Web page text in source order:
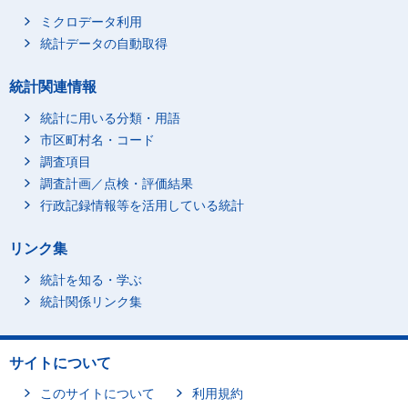
ミクロデータ利用
統計データの自動取得
統計関連情報
統計に用いる分類・用語
市区町村名・コード
調査項目
調査計画／点検・評価結果
行政記録情報等を活用している統計
リンク集
統計を知る・学ぶ
統計関係リンク集
サイトについて
このサイトについて 利用規約